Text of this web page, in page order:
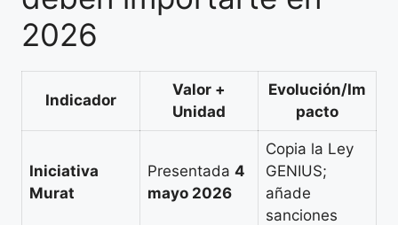
2026
Indicador
Valor +
Unidad
Evolución/Im
pacto
Iniciativa
Murat
Presentada 4
mayo 2026
Copia la Ley
GENIUS;
añade
sanciones